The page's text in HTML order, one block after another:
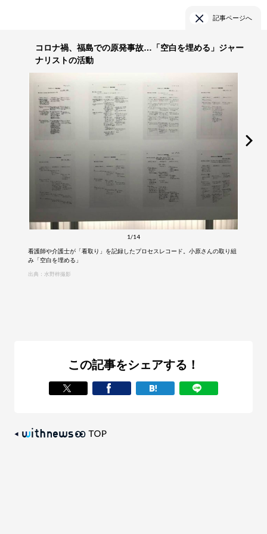
記事ページへ
コロナ禍、福島での原発事故…「空白を埋める」ジャー
ナリストの活動
1/14
看護師や介護士が「看取り」を記録したプロセスレコード。小原さんの取り組
み「空白を埋める」
出典：水野梓撮影
この記事をシェアする！